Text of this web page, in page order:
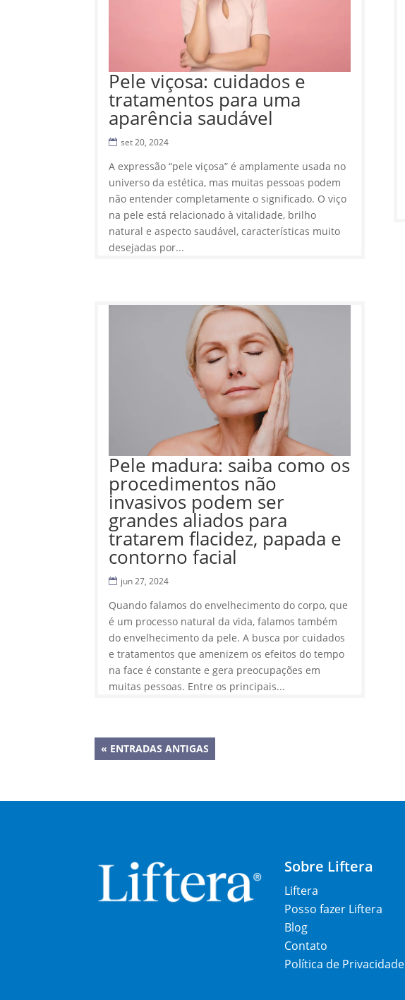
Pele viçosa: cuidados e
tratamentos para uma
aparência saudável
set 20, 2024
A expressão “pele viçosa” é amplamente usada no
universo da estética, mas muitas pessoas podem
não entender completamente o significado. O viço
na pele está relacionado à vitalidade, brilho
natural e aspecto saudável, características muito
desejadas por...
Pele madura: saiba como os
procedimentos não
invasivos podem ser
grandes aliados para
tratarem flacidez, papada e
contorno facial
jun 27, 2024
Quando falamos do envelhecimento do corpo, que
é um processo natural da vida, falamos também
do envelhecimento da pele. A busca por cuidados
e tratamentos que amenizem os efeitos do tempo
na face é constante e gera preocupações em
muitas pessoas. Entre os principais...
« ENTRADAS ANTIGAS
Sobre Liftera
Liftera
Posso fazer Liftera
Blog
Contato
Política de Privacidade